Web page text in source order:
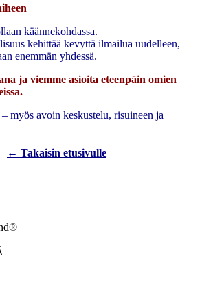
käännekohdassa.
kehittää kevyttä ilmailua uudelleen,
enemmän yhdessä.
ja viemme asioita eteenpäin omien
myös avoin keskustelu, risuineen ja
← Takaisin etusivulle